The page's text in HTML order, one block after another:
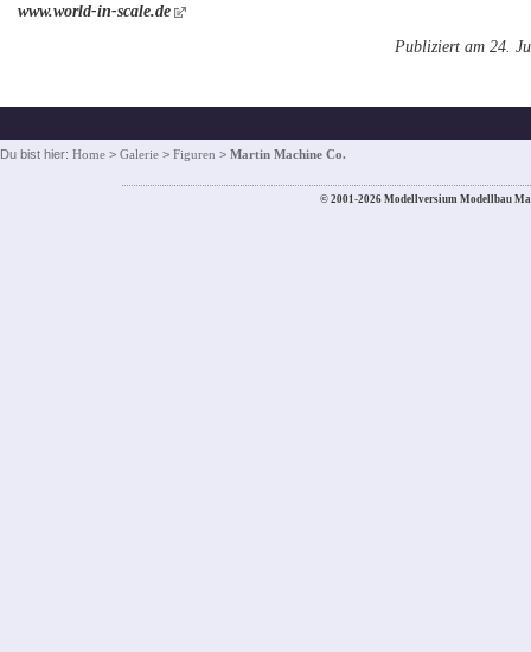
www.world-in-scale.de
Publiziert am 24.
Du bist hier: Home > Galerie > Figuren > Martin Machine Co.
© 2001-2026 Modellversium Modellbau